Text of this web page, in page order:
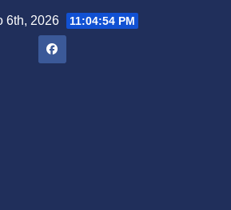
6th, 2026 11:04:55 PM